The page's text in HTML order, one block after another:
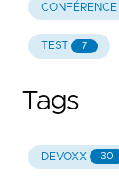
CONFÉRENCE
TEST 7
Tags
DEVOXX 30